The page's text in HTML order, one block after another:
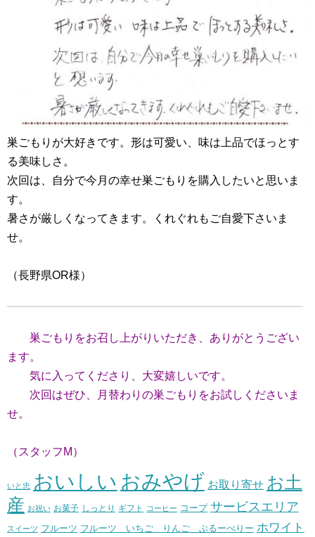
巣ごもりが大好きです。形は可愛い、味は上品でほっとす
る美味しさ。
次回は、自分で今月の幸せ巣ごもりを購入したいと思いま
す。
暑さが厳しくなってきます。くれぐれもご自愛下さいま
せ。
（長野県OR様）
巣ごもりをお召し上がりいただき、ありがとうござい
ます。
気に入ってくださり、大変嬉しいです。
次回はぜひ、月替わりの巣ごもりをお試しくださいま
せ。
（スタッフM）
いと忠 おいしい おみやげ お取り寄せ お土
産 お祝い お菓子 しっとり ギフト コーヒー コープ サービスエリア
スイーツ フルーツ フルーツ いちご りんご ぶるーべりー ホワイト